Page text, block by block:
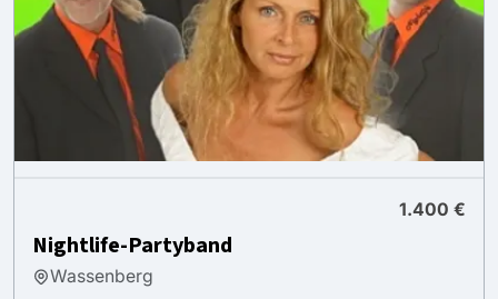
1.400 €
Nightlife-Partyband
Wassenberg